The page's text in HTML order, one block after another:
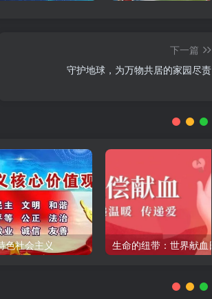
下一篇
守护地球，为万物共居的家园尽责
色社会主义